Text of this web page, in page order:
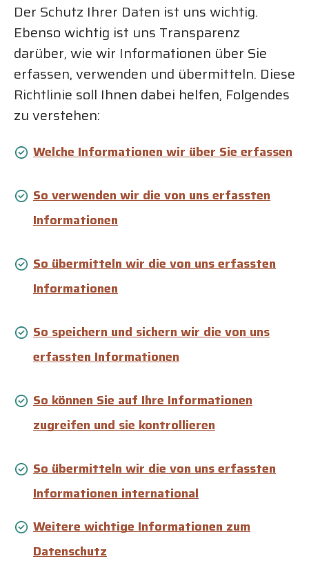
Der Schutz Ihrer Daten ist uns wichtig.
Ebenso wichtig ist uns Transparenz
darüber, wie wir Informationen über Sie
erfassen, verwenden und übermitteln. Diese
Richtlinie soll Ihnen dabei helfen, Folgendes
zu verstehen:
Welche Informationen wir über Sie erfassen
So verwenden wir die von uns erfassten
Informationen
So übermitteln wir die von uns erfassten
Informationen
So speichern und sichern wir die von uns
erfassten Informationen
So können Sie auf Ihre Informationen
zugreifen und sie kontrollieren
So übermitteln wir die von uns erfassten
Informationen international
Weitere wichtige Informationen zum
Datenschutz